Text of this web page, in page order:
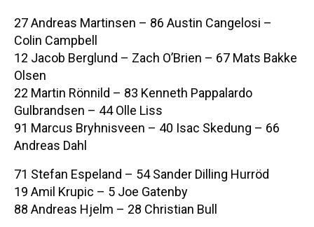
27 Andreas Martinsen – 86 Austin Cangelosi –
Colin Campbell
12 Jacob Berglund – Zach O’Brien – 67 Mats Bakke
Olsen
22 Martin Rönnild – 83 Kenneth Pappalardo
Gulbrandsen – 44 Olle Liss
91 Marcus Bryhnisveen – 40 Isac Skedung – 66
Andreas Dahl
71 Stefan Espeland – 54 Sander Dilling Hurröd
19 Amil Krupic – 5 Joe Gatenby
88 Andreas Hjelm – 28 Christian Bull